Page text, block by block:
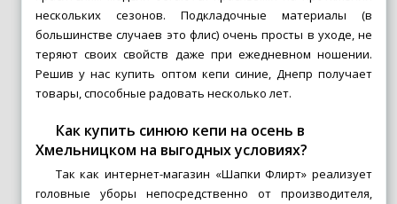
нескольких сезонов. Подкладочные материалы (в
большинстве случаев это флис) очень просты в уходе, не
теряют своих свойств даже при ежедневном ношении.
Решив у нас купить оптом кепи синие, Днепр получает
товары, способные радовать несколько лет.
Как купить синюю кепи на осень в
Хмельницком на выгодных условиях?
Так как интернет-магазин «Шапки Флирт» реализует
головные уборы непосредственно от производителя,